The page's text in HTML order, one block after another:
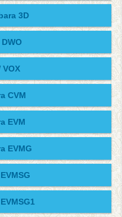
3D
CVM
EVM
EVMG